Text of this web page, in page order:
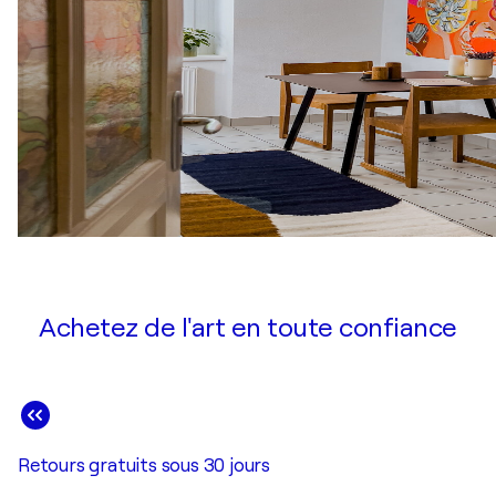
Achetez de l'art en toute confiance
Retours gratuits sous 30 jours